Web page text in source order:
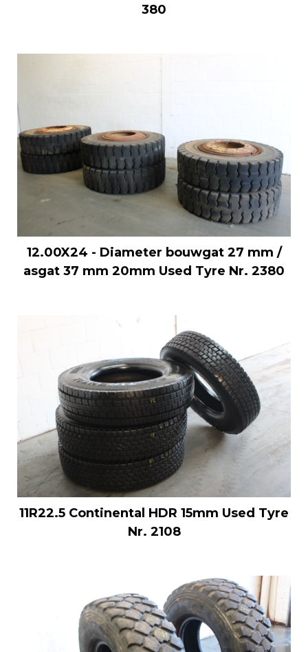
380
12.00X24 - Diameter bouwgat 27 mm /
asgat 37 mm 20mm Used Tyre Nr. 2380
11R22.5 Continental HDR 15mm Used Tyre
Nr. 2108